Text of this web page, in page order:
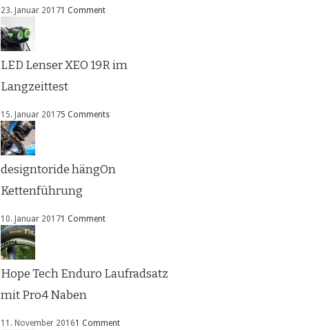
23. Januar 20171 Comment
LED Lenser XEO 19R im
Langzeittest
15. Januar 20175 Comments
designtoride hängOn
Kettenführung
10. Januar 20171 Comment
Hope Tech Enduro Laufradsatz
mit Pro4 Naben
11. November 20161 Comment